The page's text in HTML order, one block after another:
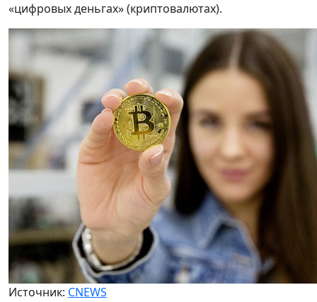
«цифровых деньгах» (криптовалютах).
Источник: CNEWS